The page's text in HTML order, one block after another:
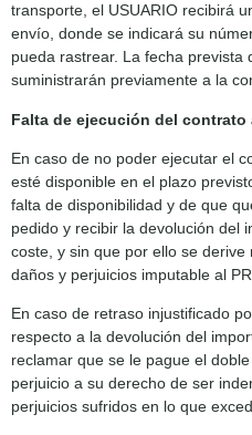
transporte, el USUARIO recibirá
envío, donde se indicará su
pueda rastrear. La fecha prevista
suministrarán previamente a la
Falta de ejecución del contrato
En caso de no poder ejecutar el
esté disponible en el plazo
falta de disponibilidad y de que
pedido y recibir la devolución del
coste, y sin que por ello se
daños y perjuicios imputable al
En caso de retraso injustificado
respecto a la devolución del
reclamar que se le pague el
perjuicio a su derecho de ser
perjuicios sufridos en lo que